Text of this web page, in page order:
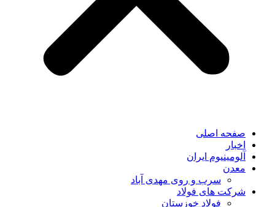
صفحه اصلی
اخبار
آلومینیوم ایران
معدن
سرب و روی مهدی آباد
شرکت های فولاد
فولاد خوزستان